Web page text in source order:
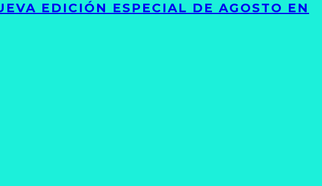
EDICIÓN ESPECIAL DE AGOSTO EN